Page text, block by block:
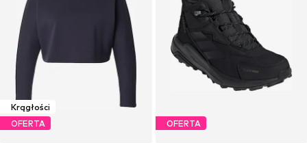
Krągłości
OFERTA
OFERTA